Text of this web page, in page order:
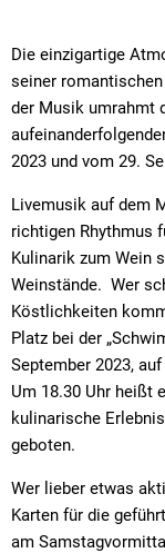
Die einzigartige
seiner
der Musik umrahmt
2023 und vom 29.
Livemusik auf dem
richtigen Rhythmus
Kulinarik zum Wein
Weinstände. Wer
Köstlichkeiten
Platz bei der
September 2023,
Um 18.30 Uhr heißt
kulinarische
geboten.
Wer lieber etwas
Karten für die
am